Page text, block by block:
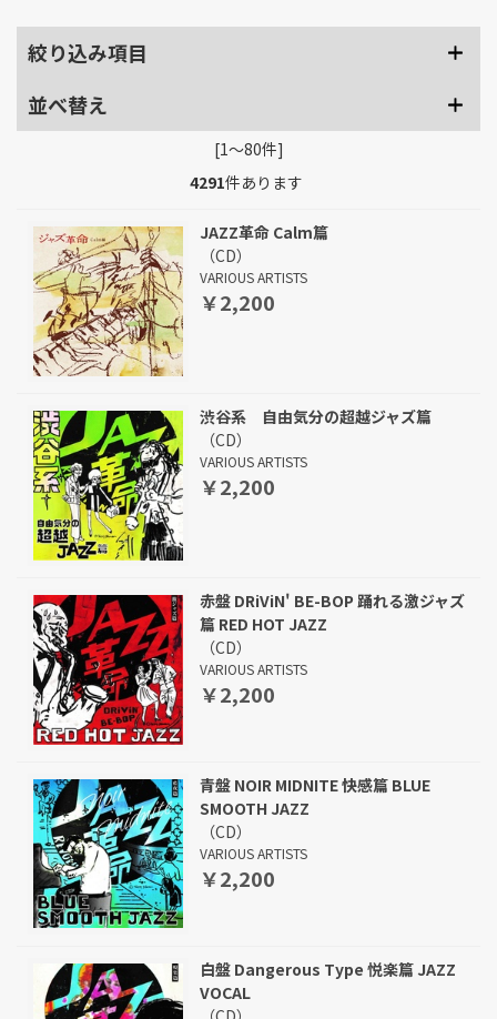
絞り込み項目
並べ替え
[1～80件]
4291件あります
JAZZ革命 Calm篇
（CD）
VARIOUS ARTISTS
￥2,200
渋谷系 自由気分の超越ジャズ篇
（CD）
VARIOUS ARTISTS
￥2,200
赤盤 DRiViN' BE-BOP 踊れる激ジャズ
篇 RED HOT JAZZ
（CD）
VARIOUS ARTISTS
￥2,200
青盤 NOIR MIDNITE 快感篇 BLUE
SMOOTH JAZZ
（CD）
VARIOUS ARTISTS
￥2,200
白盤 Dangerous Type 悦楽篇 JAZZ
VOCAL